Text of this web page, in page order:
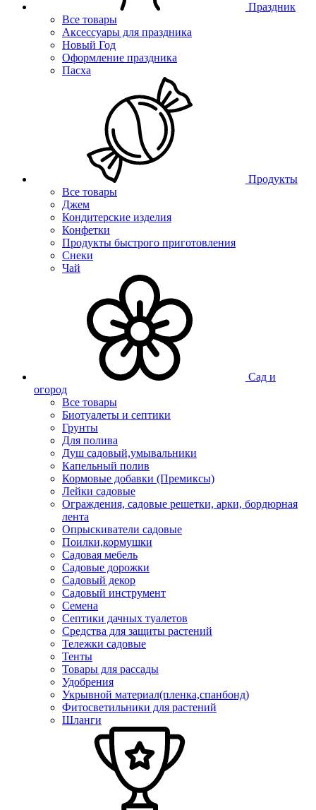
Праздник
Все товары
Аксессуары для праздника
Новый Год
Оформление праздника
Пасха
Продукты
Все товары
Джем
Кондитерские изделия
Конфетки
Продукты быстрого приготовления
Снеки
Чай
Сад и
огород
Все товары
Биотуалеты и септики
Грунты
Для полива
Душ садовый,умывальники
Капельный полив
Кормовые добавки (Премиксы)
Лейки садовые
Ограждения, садовые решетки, арки, бордюрная
лента
Опрыскиватели садовые
Поилки,кормушки
Садовая мебель
Садовые дорожки
Садовый декор
Садовый инструмент
Семена
Септики дачных туалетов
Средства для защиты растений
Тележки садовые
Тенты
Товары для рассады
Удобрения
Укрывной материал(пленка,спанбонд)
Фитосветильники для растений
Шланги